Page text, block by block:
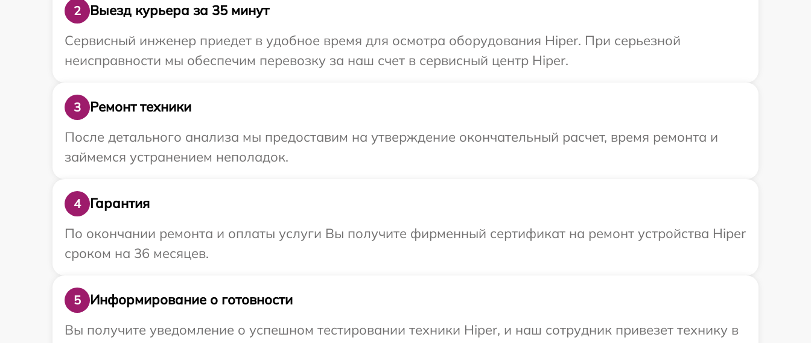
2
Выезд курьера за 35 минут
Сервисный инженер приедет в удобное время для осмотра оборудования Hiper. При серьезной
неисправности мы обеспечим перевозку за наш счет в сервисный центр Hiper.
3
Ремонт техники
После детального анализа мы предоставим на утверждение окончательный расчет, время ремонта и
займемся устранением неполадок.
4
Гарантия
По окончании ремонта и оплаты услуги Вы получите фирменный сертификат на ремонт устройства Hiper
сроком на 36 месяцев.
5
Информирование о готовности
Вы получите уведомление о успешном тестировании техники Hiper, и наш сотрудник привезет технику в